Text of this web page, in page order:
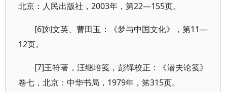
北京：人民出版社，2003年，第22—155页。
[6]刘文英、曹田玉：《梦与中国文化》，第11—
12页。
[7]王符著，汪继培笺，彭铎校正：《潜夫论笺》
卷七，北京：中华书局，1979年，笫315页。